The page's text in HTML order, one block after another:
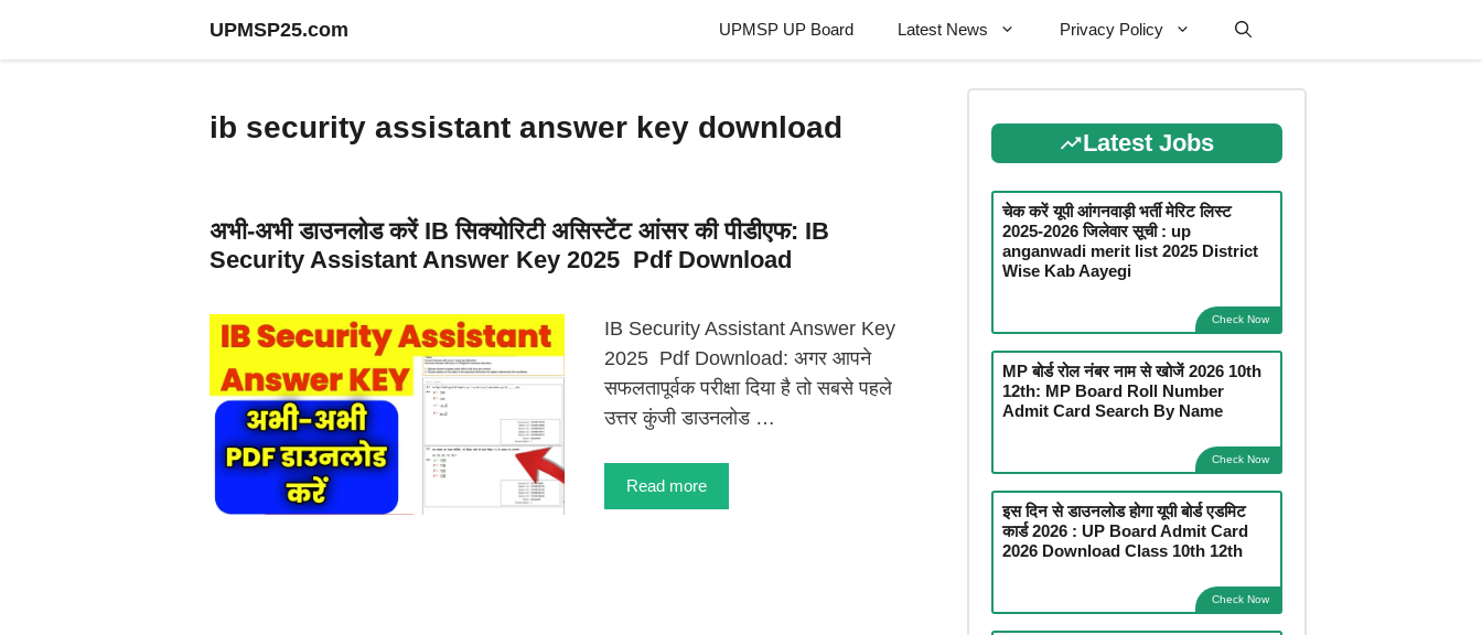
UPMSP25.com UPMSP UP Board Latest News Privacy Policy
ib security assistant answer key download
अभी-अभी डाउनलोड करें IB सिक्योरिटी असिस्टेंट आंसर की पीडीएफ: IB
Security Assistant Answer Key 2025 Pdf Download
IB Security Assistant Answer Key
2025 Pdf Download: अगर आपने
सफलतापूर्वक परीक्षा दिया है तो सबसे पहले
उत्तर कुंजी डाउनलोड …
Read more
Latest Jobs
चेक करें यूपी आंगनवाड़ी भर्ती मेरिट लिस्ट
2025-2026 जिलेवार सूची : up
anganwadi merit list 2025 District
Wise Kab Aayegi
Check Now
MP बोर्ड रोल नंबर नाम से खोजें 2026 10th
12th: MP Board Roll Number
Admit Card Search By Name
Check Now
इस दिन से डाउनलोड होगा यूपी बोर्ड एडमिट
कार्ड 2026 : UP Board Admit Card
2026 Download Class 10th 12th
Check Now